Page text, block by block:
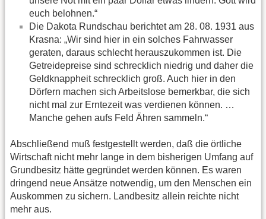
euch belohnen.“
Die Dakota Rundschau berichtet am 28. 08. 1931 aus
Krasna: „Wir sind hier in ein solches Fahrwasser
geraten, daraus schlecht herauszukommen ist. Die
Getreidepreise sind schrecklich niedrig und daher die
Geldknappheit schrecklich groß. Auch hier in den
Dörfern machen sich Arbeitslose bemerkbar, die sich
nicht mal zur Erntezeit was verdienen können. …
Manche gehen aufs Feld Ähren sammeln.“
Abschließend muß festgestellt werden, daß die örtliche
Wirtschaft nicht mehr lange in dem bisherigen Umfang auf
Grundbesitz hätte gegründet werden können. Es waren
dringend neue Ansätze notwendig, um den Menschen ein
Auskommen zu sichern. Landbesitz allein reichte nicht
mehr aus.